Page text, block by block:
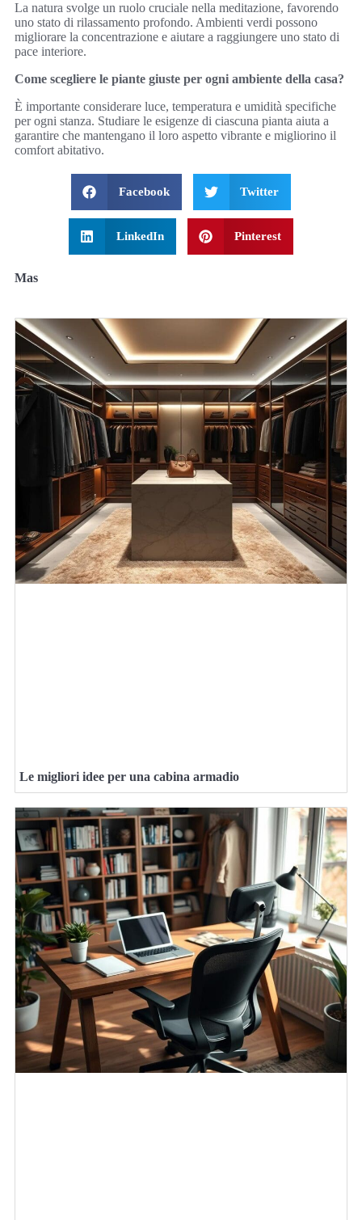
La natura svolge un ruolo cruciale nella meditazione, favorendo
uno stato di rilassamento profondo. Ambienti verdi possono
migliorare la concentrazione e aiutare a raggiungere uno stato di
pace interiore.
Come scegliere le piante giuste per ogni ambiente della casa?
È importante considerare luce, temperatura e umidità specifiche
per ogni stanza. Studiare le esigenze di ciascuna pianta aiuta a
garantire che mantengano il loro aspetto vibrante e migliorino il
comfort abitativo.
Facebook Twitter
LinkedIn Pinterest
Mas
Le migliori idee per una cabina armadio